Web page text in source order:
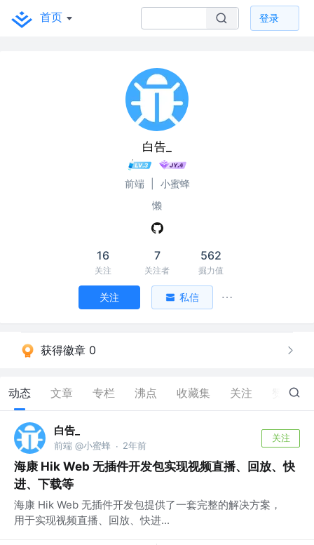
首页 登录
白告_
前端
小蜜蜂
懒
16
关注
7
关注者
562
掘力值
关注 私信
获得徽章 0
动态 文章 专栏 沸点 收藏集 关注 67
白告_
前端 @小蜜蜂 · 2年前
关注
海康 Hik Web 无插件开发包实现视频直播、回放、快
进、下载等
海康 Hik Web 无插件开发包提供了一套完整的解决方案，
用于实现视频直播、回放、快进...